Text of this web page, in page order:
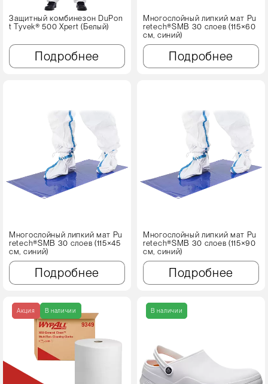
Защитный комбинезон DuPon
t Tyvek® 500 Xpert (Белый)
Подробнее
Многослойный липкий мат Pu
retech®SMB 30 слоев (115×60
см, синий)
Подробнее
Многослойный липкий мат Pu
retech®SMB 30 слоев (115×45
см, синий)
Подробнее
Многослойный липкий мат Pu
retech®SMB 30 слоев (115×90
см, синий)
Подробнее
Акция В наличии В наличии